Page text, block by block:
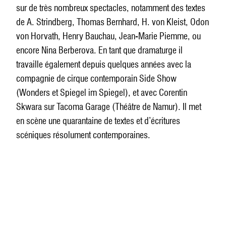
sur de très nombreux spectacles, notamment des textes
de A. Strindberg, Thomas Bernhard, H. von Kleist, Odon
von Horvath, Henry Bauchau, Jean-Marie Piemme, ou
encore Nina Berberova. En tant que dramaturge il
travaille également depuis quelques années avec la
compagnie de cirque contemporain Side Show
(Wonders et Spiegel im Spiegel), et avec Corentin
Skwara sur Tacoma Garage (Théâtre de Namur). Il met
en scène une quarantaine de textes et d’écritures
scéniques résolument contemporaines.